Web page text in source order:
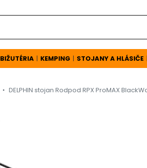
BIŽUTÉRIA | KEMPING | STOJANY A HLÁSIČE
DELPHIN stojan Rodpod RPX ProMAX